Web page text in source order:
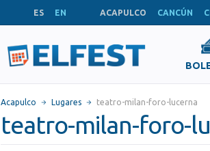
ES EN ACAPULCO CANCÚN
Acapulco Lugares teatro-milan-foro-lucerna
teatro-milan-foro-